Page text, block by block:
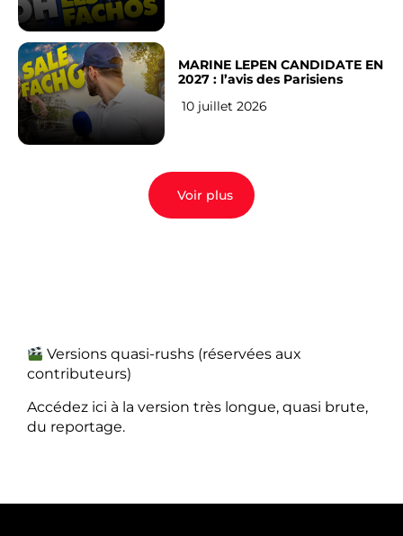
MARINE LEPEN CANDIDATE EN
2027 : l’avis des Parisiens
10 juillet 2026
Voir plus
Versions quasi-rushs (réservées aux
contributeurs)
Accédez ici à la version très longue, quasi brute,
du reportage.